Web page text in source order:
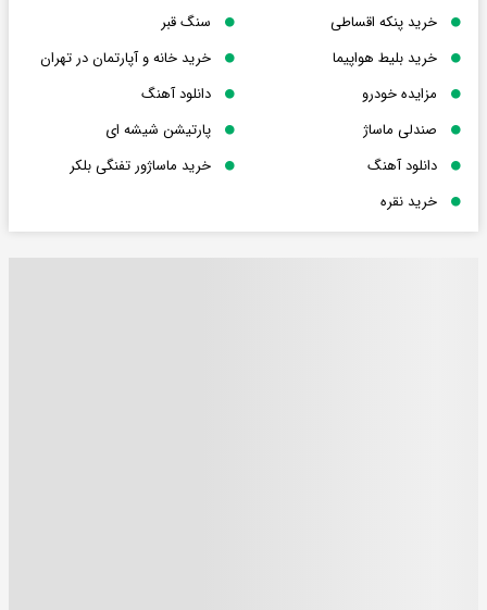
خرید پنکه اقساطی
سنگ قبر
خرید بلیط هواپیما
خرید خانه و آپارتمان در تهران
مزایده خودرو
دانلود آهنگ
صندلی ماساژ
پارتیشن شیشه ای
دانلود آهنگ
خرید ماساژور تفنگی بلکر
خرید نقره